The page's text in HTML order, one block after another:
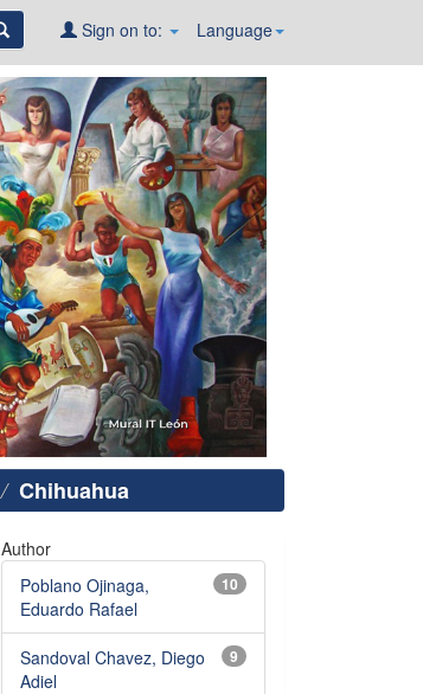
Language
Sign on to:
Chihuahua
Author
10
Poblano Ojinaga,
Eduardo Rafael
9
Sandoval Chavez, Diego
Adiel